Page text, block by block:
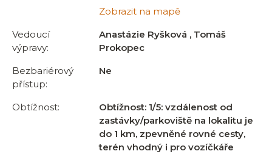
Zobrazit na mapě
Vedoucí
výpravy:
Anastázie Ryšková , Tomáš
Prokopec
Bezbariérový
přístup:
Ne
Obtížnost:
Obtížnost: 1/5: vzdálenost od
zastávky/parkoviště na lokalitu je
do 1 km, zpevněné rovné cesty,
terén vhodný i pro vozíčkáře